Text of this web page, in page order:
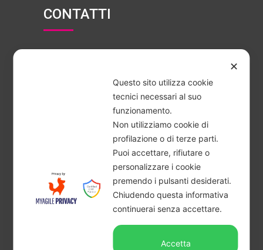
CONTATTI
info@ipabdanielato.it
Seguici su Facebook
© 2020 IPAB DANIELATO • P.IVA
03023790276 • Tutti i diritti
✕
Questo sito utilizza cookie
tecnici necessari al suo
funzionamento.
Non utilizziamo cookie di
profilazione o di terze parti.
Puoi accettare, rifiutare o
personalizzare i cookie
premendo i pulsanti desiderati.
Chiudendo questa informativa
continuerai senza accettare.
Accetta